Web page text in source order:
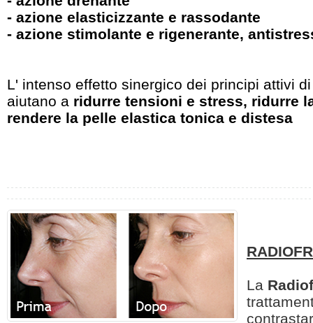
- azione elasticizzante e rassodante
- azione stimolante e rigenerante,
L' intenso effetto sinergico dei principi attivi
aiutano a ridurre tensioni e stress, ridurre
rendere la pelle elastica tonica e distesa
La